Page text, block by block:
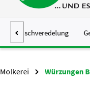
Fleischveredelung
Molkerei Würzungen